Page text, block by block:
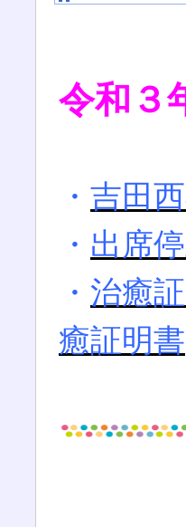
令和３
・ 吉田
・ 出席
・ 治癒
癒証明書